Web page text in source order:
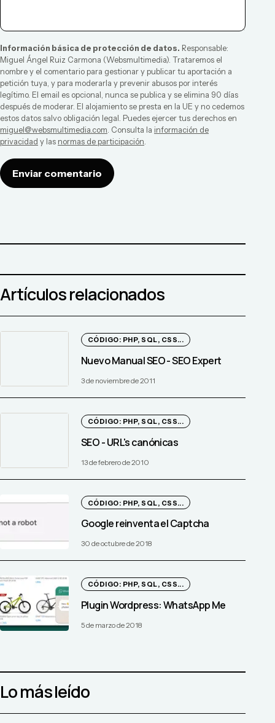
Información básica de protección de datos. Responsable:
Miguel Ángel Ruiz Carmona (Websmultimedia). Trataremos el
nombre y el comentario para gestionar y publicar tu aportación a
petición tuya, y para moderarla y prevenir abusos por interés
legítimo. El email es opcional, nunca se publica y se elimina 90 días
después de moderar. El alojamiento se presta en la UE y no cedemos
estos datos salvo obligación legal. Puedes ejercer tus derechos en
miguel@websmultimedia.com. Consulta la información de
privacidad y las normas de participación.
Enviar comentario
Artículos relacionados
CÓDIGO: PHP, SQL, CSS...
Nuevo Manual SEO - SEO Expert
3 de noviembre de 2011
CÓDIGO: PHP, SQL, CSS...
SEO - URL's canónicas
13 de febrero de 2010
CÓDIGO: PHP, SQL, CSS...
Google reinventa el Captcha
30 de octubre de 2018
CÓDIGO: PHP, SQL, CSS...
Plugin Wordpress: WhatsApp Me
5 de marzo de 2018
Lo más leído